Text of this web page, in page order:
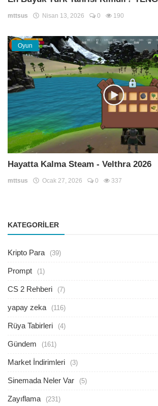
mttsus Nisan 13, 2026 0 190
Oyun
Hayatta Kalma Steam - Velthra 2026
mttsus Ocak 27, 2026 0 337
KATEGORILER
Kripto Para (39)
Prompt (1)
CS 2 Rehberi (7)
yapay zeka (116)
Rüya Tabirleri (4)
Gündem (161)
Market İndirimleri (3)
Sinemada Neler Var (5)
Zayıflama (231)